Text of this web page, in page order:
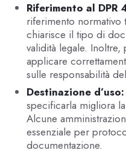
Riferimento al
riferimento normativo
chiarisce il tipo di
validità legale. Inoltre,
applicare
sulle responsabilità
Destinazione d’uso:
specificarla migliora
Alcune
essenziale per
documentazione.